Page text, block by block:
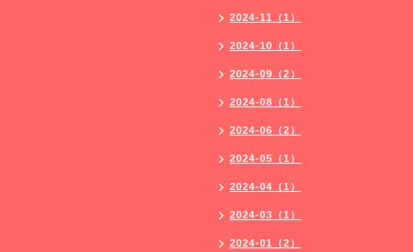
2024-11（1）
2024-10（1）
2024-09（2）
2024-08（1）
2024-06（2）
2024-05（1）
2024-04（1）
2024-03（1）
2024-01（2）